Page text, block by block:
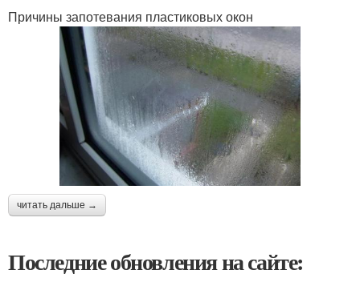
Причины запотевания пластиковых окон
читать дальше →
Последние обновления на сайте: